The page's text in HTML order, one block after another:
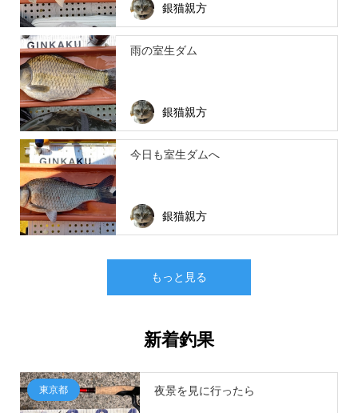
銀猫親方
雨の室生ダム
銀猫親方
今日も室生ダムへ
銀猫親方
もっと見る
新着釣果
東京都 夜景を見に行ったら